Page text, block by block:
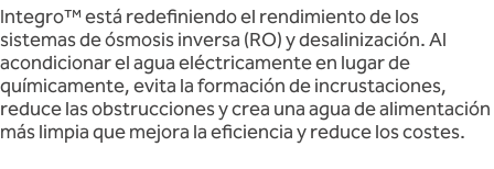
Integro™ está redefiniendo el rendimiento de los
sistemas de ósmosis inversa (RO) y desalinización. Al
acondicionar el agua eléctricamente en lugar de
químicamente, evita la formación de incrustaciones,
reduce las obstrucciones y crea una agua de alimentación
más limpia que mejora la eficiencia y reduce los costes.